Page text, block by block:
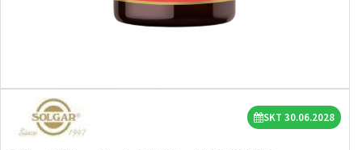
SKT 30.06.2028